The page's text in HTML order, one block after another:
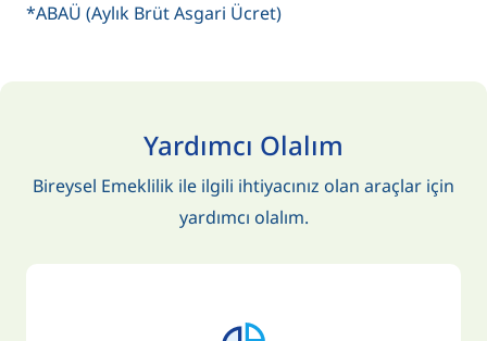
*ABAÜ (Aylık Brüt Asgari Ücret)
Yardımcı Olalım
Bireysel Emeklilik ile ilgili ihtiyacınız olan araçlar için
yardımcı olalım.